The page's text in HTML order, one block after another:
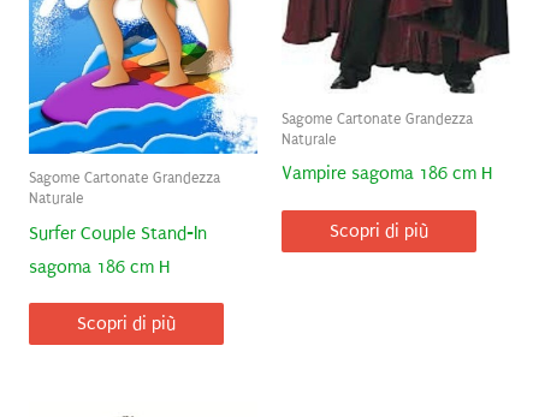
Sagome Cartonate Grandezza
Naturale
Surfer Couple Stand-In
sagoma 186 cm H
Scopri di più
Sagome Cartonate Grandezza
Naturale
Vampire sagoma 186 cm H
Scopri di più